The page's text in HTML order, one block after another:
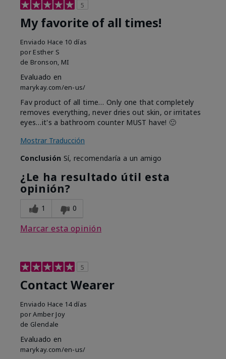
5
My favorite of all times!
Enviado Hace 10 días
por Esther S
de Bronson, MI
Evaluado en
marykay.com/en-us/
Fav product of all time… Only one that completely
removes everything, never dries out skin, or irritates
eyes…it's a bathroom counter MUST have! 🙂
Mostrar Traducción
Conclusión Sí, recomendaría a un amigo
¿Le ha resultado útil esta
opinión?
1 0
Marcar esta opinión
5
Contact Wearer
Enviado Hace 14 días
porAmber Joy
de Glendale
Evaluado en
marykay.com/en-us/